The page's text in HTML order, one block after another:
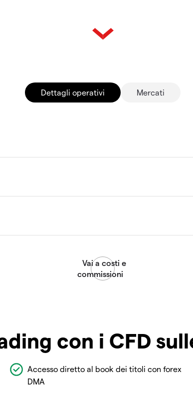
Dettagli operativi Mercati
con i CFD
Accesso diretto al book dei titoli con forex
DMA